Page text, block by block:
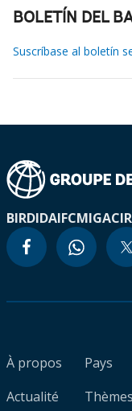
BOLETÍN DEL
Suscríbase al boletín
BIRDIDAIFCMIGA
À propos
Actualité
Pays
Thèmes